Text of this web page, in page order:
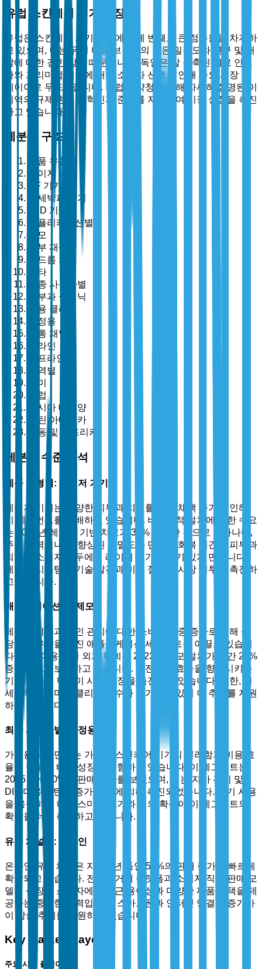
유럽 스킨케어 기기 시장
유럽은 스킨케어 기기 시장에서 세 번째로 큰 점유율을 차지하
고 있으며, 이는 유명 미용 브랜드의 높은 밀집도와 연구 및 개
발에 대한 강한 강조 때문입니다. 독일은 잘 구축된 의료 인프
라와 프리미엄 제품에 대한 소비자 선호로 인해 주요 시장 플
레이어로 두드러집니다. 유럽 의약청에 의해 자세히 설명된 이
지역의 규제 환경은 혁신과 준수를 지원하여 시장 성장을 촉진
하고 있습니다.
세분화 구조
제품 유형별
레이저 기기
RF 기기
미세박피 기기
LED 기기
애플리케이션별
제모
피부 재생
여드름 치료
기타
최종 사용자별
피부과 클리닉
미용 클리닉
가정용
유통 채널별
온라인
오프라인
지역별
북미
유럽
아시아 태평양
라틴 아메리카
중동 및 아프리카
세분화 수준 분석
제품 유형별: 레이저 기기
레이저 기기는 다양한 피부과 치료를 위한 채택 증가로 인해
이 세그먼트를 지배하고 있습니다. 비침습적 절차에 대한 수요
는 2024년 레이저 기반 치료가 35% 증가한 것으로 나타나며,
주요 동력입니다. 향상된 정밀도와 단축된 회복 시간은 피부과
의사와 소비자 모두에게 레이저 기기를 인기 있게 만듭니다.
레이저 시스템의 기술 발전과 비용 절감이 시장 침투를 촉진하
고 있습니다.
애플리케이션별: 제모
제모는 미용과 개인 관리에 대한 소비자 집중 증가로 인해 상
당한 점유율을 가진 애플리케이션 세그먼트를 이끌고 있습니
다. 국제 미용 성형 외과 학회는 2023년 제모 절차가 연간 22%
증가했다고 보고하고 있습니다. 안전성과 효능을 향상시키는
기기 기술의 혁신이 시장 성장을 촉진하고 있습니다. 또한, 전
세계적으로 미용 클리닉의 수가 증가하고 있어 이 추세를 지원
하고 있습니다.
최종 사용자별: 가정용
가정용 세그먼트는 가정용 스킨케어 기기의 편리함과 비용 효
율성 덕분에 빠른 성장을 경험하고 있습니다. 이 세그먼트는
2025년에 40%의 판매 증가를 보였으며, 이는 자가 관리 및
DIY 미용 루틴의 증가 추세에 의해 촉진되었습니다. 기기 사용
을 용이하게 하는 스마트 기기와 앱의 확산이 이 세그먼트의
확장을 더욱 촉진하고 있습니다.
유통 채널별: 온라인
온라인 유통 채널은 지난 1년 동안 50%의 판매 증가로 빠르게
확장되고 있습니다. 전자상거래 플랫폼과 소비자 직접 판매 모
델의 성장은 소비자에게 접근 용이성과 다양한 제품 선택을 제
공하는 중요한 동력입니다. 스마트폰과 인터넷 연결의 증가가
이 상승 추세를 지원하고 있습니다.
Key Market Players
주요 시장 플레이어